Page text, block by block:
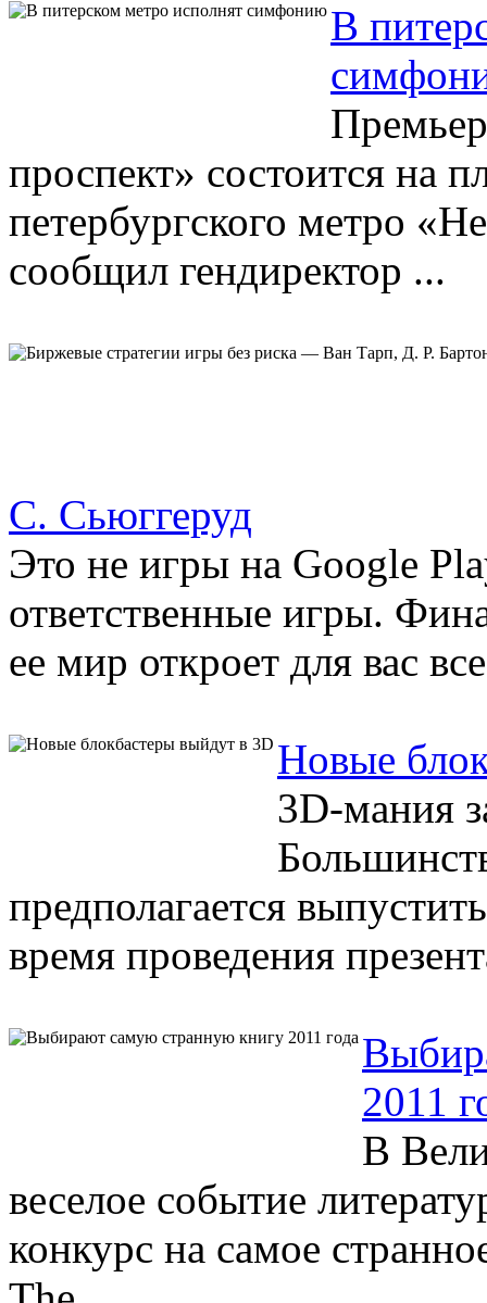
В
проспект» состоится на
петербургского метро
сообщил гендиректор ...
С. Сьюггеруд
Это не игры на Google
ответственные игры.
ее мир откроет для вас
Новые
3D-мания
предполагается
время проведения
2011
В
веселое событие
конкурс на самое